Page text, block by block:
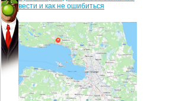
вести и как не ошибиться